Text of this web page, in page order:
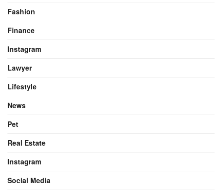
Fashion
Finance
Instagram
Lawyer
Lifestyle
News
Pet
Real Estate
Instagram
Social Media